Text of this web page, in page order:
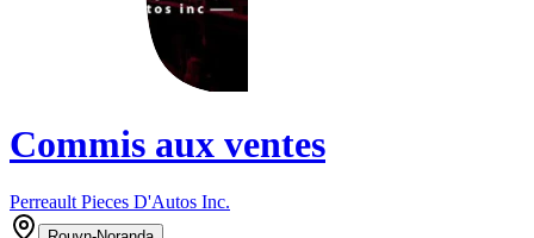
Commis aux ventes
Perreault Pieces D'Autos Inc.